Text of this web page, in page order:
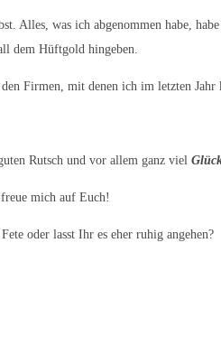
Alles, was ich abgenommen habe,
dem Hüftgold hingeben.
Firmen, mit denen ich im letzten
Rutsch und vor allem ganz viel
mich auf Euch!
oder lasst Ihr es eher ruhig angehen?